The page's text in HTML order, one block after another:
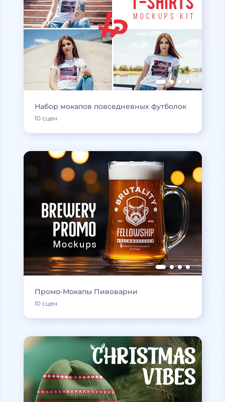
Набор мокапов повседневных футболок
10 сцен
Промо-Мокапы Пивоварни
10 сцен